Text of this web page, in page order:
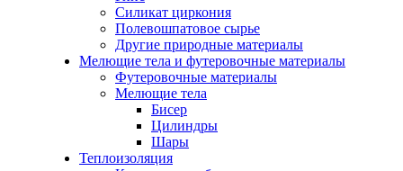
Силикат циркония
Полевошпатовое сырье
Другие природные материалы
Мелющие тела и футеровочные материалы
Футеровочные материалы
Мелющие тела
Бисер
Цилиндры
Шары
Теплоизоляция